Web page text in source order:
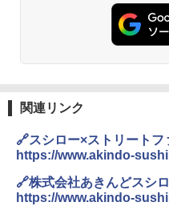
角瓶
イボー
イス
麺 小
ーリン
パニー
￥
し 塩
シャー
L コン
￥
高効率
ーム
能 自
ック
関連リンク
🔗スシロー×ストリートフ
https://www.akindo-
🔗株式会社あきんどスシ
https://www.akindo-